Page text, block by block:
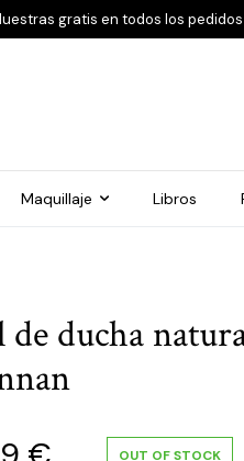
gratis en todos los pedidos
Maquillaje Libros
de ducha
OUT OF STOCK